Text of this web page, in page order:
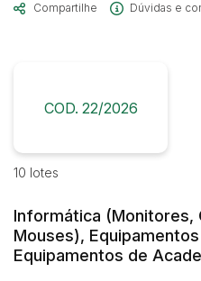
Quem Somos
Diversos
Imóveis
Casas
Materiais/Equipamentos
Sucata Ferrosa
Bairro
Judiciais Extrajudiciais
Faixa de valor
R$
Quem Somos
Compartilhe
Dúvidas e
COD. 22/2026
10 lotes
Informática (Monitores,
Mouses),
Equipamentos de